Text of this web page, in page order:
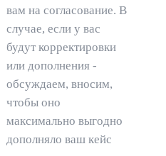
вам на согласование. В
случае, если у вас
будут корректировки
или дополнения -
обсуждаем, вносим,
чтобы оно
максимально выгодно
дополняло ваш кейс